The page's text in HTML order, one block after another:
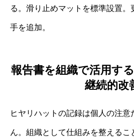
る。滑り止めマットを標準設置
手を追加。
報告書を組織で活用す
継続的改
ヒヤリハットの記録は個人の注
ん。組織として仕組みを整えるこ